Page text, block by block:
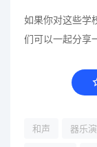
如果你对这些学
们可以一起分享
和声 器乐